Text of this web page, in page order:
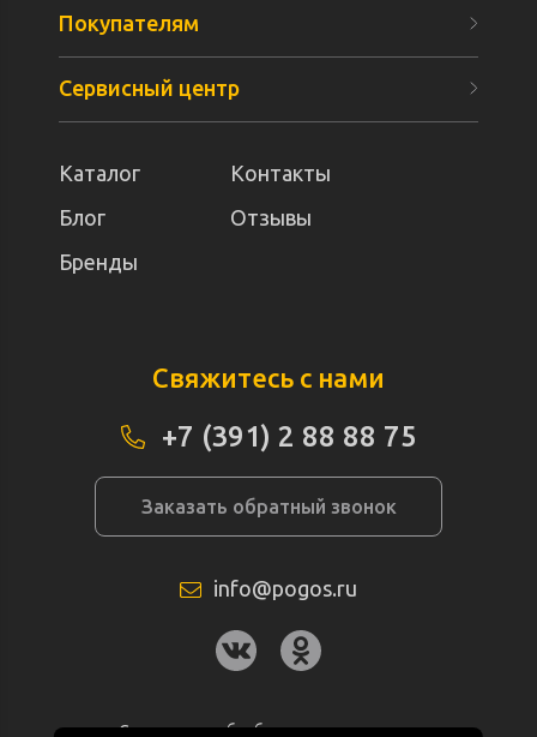
Покупателям
Сервисный центр
Каталог
Контакты
Блог
Отзывы
Бренды
Свяжитесь с нами
+7 (391) 2 88 88 75
Заказать обратный звонок
info@pogos.ru
Согласие на обработку персональных